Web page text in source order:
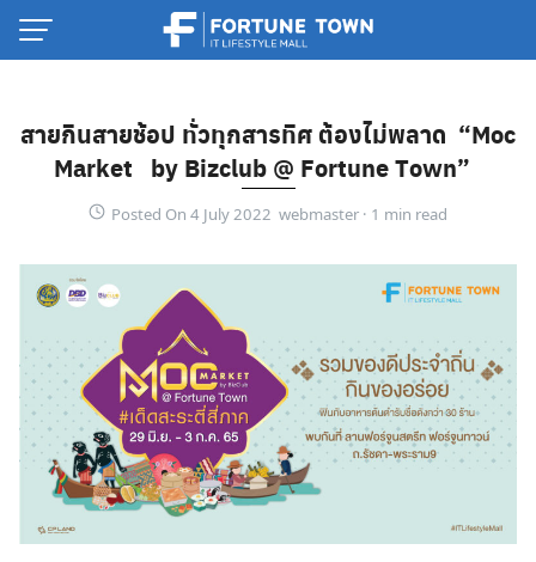
Skip
Thai
English
สายกินสายช้อป ทั่วทุกสารทิศ ต้องไม่พลาด “Moc
Market by Bizclub @ Fortune Town”
Posted On 4 July 2022 webmaster ·